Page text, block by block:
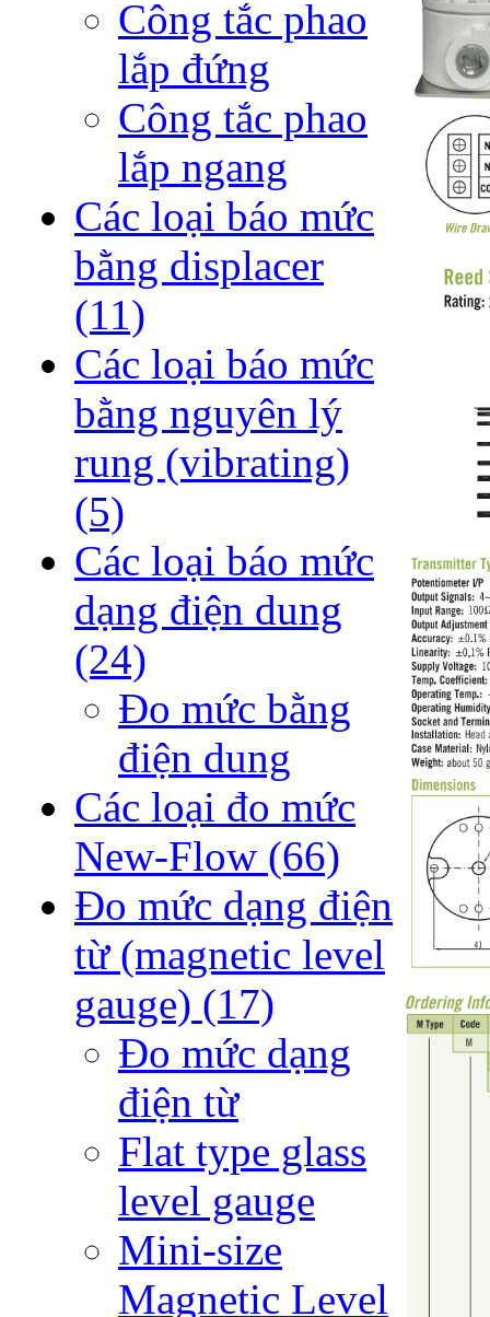
Công tắc phao
lắp đứng
Công tắc phao
lắp ngang
Các loại báo mức
bằng displacer
(11)
Các loại báo mức
bằng nguyên lý
rung (vibrating)
(5)
Các loại báo mức
dạng điện dung
(24)
Đo mức bằng
điện dung
Các loại đo mức
New-Flow (66)
Đo mức dạng điện
từ (magnetic level
gauge) (17)
Đo mức dạng
điện từ
Flat type glass
level gauge
Mini-size
Magnetic Level